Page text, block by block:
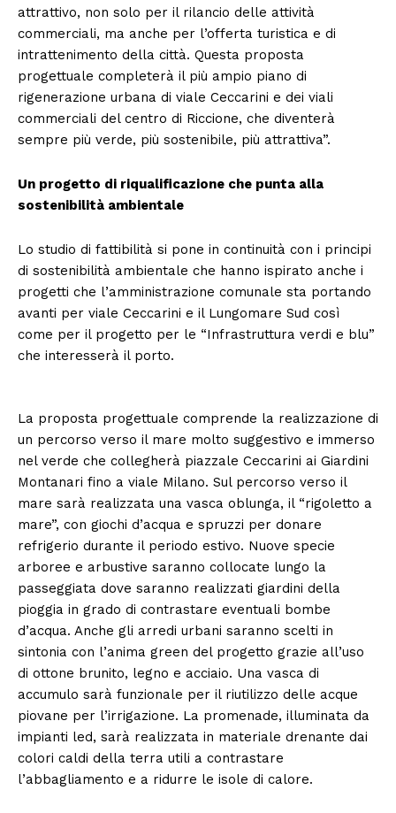
attrattivo, non solo per il rilancio delle attività
commerciali, ma anche per l’offerta turistica e di
intrattenimento della città. Questa proposta
progettuale completerà il più ampio piano di
rigenerazione urbana di viale Ceccarini e dei viali
commerciali del centro di Riccione, che diventerà
sempre più verde, più sostenibile, più attrattiva”.
Un progetto di riqualificazione che punta alla
sostenibilità ambientale
Lo studio di fattibilità si pone in continuità con i principi
di sostenibilità ambientale che hanno ispirato anche i
progetti che l’amministrazione comunale sta portando
avanti per viale Ceccarini e il Lungomare Sud così
come per il progetto per le “Infrastruttura verdi e blu”
che interesserà il porto.
La proposta progettuale comprende la realizzazione di
un percorso verso il mare molto suggestivo e immerso
nel verde che collegherà piazzale Ceccarini ai Giardini
Montanari fino a viale Milano. Sul percorso verso il
mare sarà realizzata una vasca oblunga, il “rigoletto a
mare”, con giochi d’acqua e spruzzi per donare
refrigerio durante il periodo estivo. Nuove specie
arboree e arbustive saranno collocate lungo la
passeggiata dove saranno realizzati giardini della
pioggia in grado di contrastare eventuali bombe
d’acqua. Anche gli arredi urbani saranno scelti in
sintonia con l’anima green del progetto grazie all’uso
di ottone brunito, legno e acciaio. Una vasca di
accumulo sarà funzionale per il riutilizzo delle acque
piovane per l’irrigazione. La promenade, illuminata da
impianti led, sarà realizzata in materiale drenante dai
colori caldi della terra utili a contrastare
l’abbagliamento e a ridurre le isole di calore.